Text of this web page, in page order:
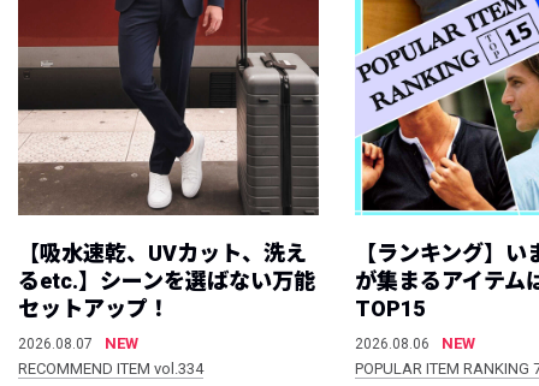
【吸水速乾、UVカット、洗え
るetc.】シーンを選ばない万能
セットアップ！
2026.08.07
NEW
RECOMMEND ITEM vol.334
【ランキング】
が集まるアイテム
TOP15
2026.08.06
NEW
POPULAR ITEM